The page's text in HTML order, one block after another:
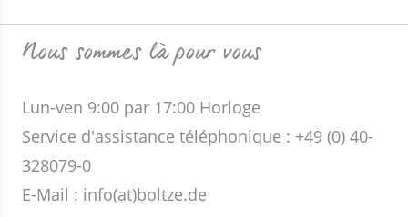
Nous sommes là pour vous
Lun-ven 9:00 par 17:00 Horloge
Service d'assistance téléphonique : +49 (0) 40-
328079-0
E-Mail : info(at)boltze.de